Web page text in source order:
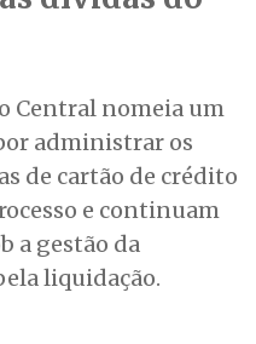
Central nomeia um
administrar os
de cartão de crédito
e continuam
a gestão da
liquidação.